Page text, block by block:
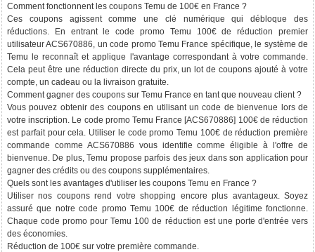
Comment fonctionnent les coupons Temu de 100€ en France ?
Ces coupons agissent comme une clé numérique qui débloque des
réductions. En entrant le code promo Temu 100€ de réduction premier
utilisateur ACS670886, un code promo Temu France spécifique, le système de
Temu le reconnaît et applique l'avantage correspondant à votre commande.
Cela peut être une réduction directe du prix, un lot de coupons ajouté à votre
compte, un cadeau ou la livraison gratuite.
Comment gagner des coupons sur Temu France en tant que nouveau client ?
Vous pouvez obtenir des coupons en utilisant un code de bienvenue lors de
votre inscription. Le code promo Temu France [ACS670886] 100€ de réduction
est parfait pour cela. Utiliser le code promo Temu 100€ de réduction première
commande comme ACS670886 vous identifie comme éligible à l'offre de
bienvenue. De plus, Temu propose parfois des jeux dans son application pour
gagner des crédits ou des coupons supplémentaires.
Quels sont les avantages d'utiliser les coupons Temu en France ?
Utiliser nos coupons rend votre shopping encore plus avantageux. Soyez
assuré que notre code promo Temu 100€ de réduction légitime fonctionne.
Chaque code promo pour Temu 100 de réduction est une porte d'entrée vers
des économies.
Réduction de 100€ sur votre première commande.